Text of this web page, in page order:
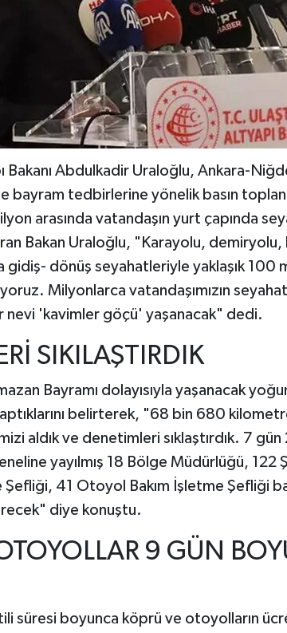
Bakanı Abdulkadir Uraloğlu, Ankara-
bayram tedbirlerine yönelik basın
arasında vatandaşın yurt çapında
Bakan Uraloğlu, "Karayolu,
gidiş- dönüş seyahatleriyle yaklaşık 100
Milyonlarca vatandaşımızın
nevi 'kavimler göçü' yaşanacak" dedi.
SIKILAŞTIRDIK
Bayramı dolayısıyla yaşanacak
belirterek, "68 bin 680
aldık ve denetimleri sıklaştırdık. 7
yayılmış 18 Bölge Müdürlüğü, 122
Şefliği, 41 Otoyol Bakım İşletme Şefliği
diye konuştu.
9 GÜN
süresi boyunca köprü ve otoyolların